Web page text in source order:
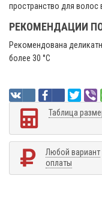
пространство для волос
РЕКОМЕНДАЦИИ
Рекомендована
более 30 °C
Таблица
Любой вариант
оплаты